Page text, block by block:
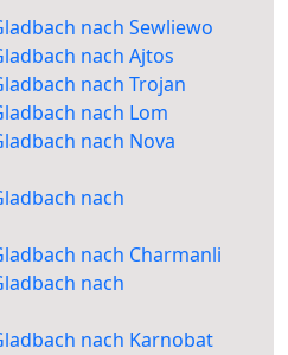
nach Sewliewo
nach Ajtos
nach Trojan
nach Lom
nach Nova
nach
nach Charmanli
nach
nach Karnobat